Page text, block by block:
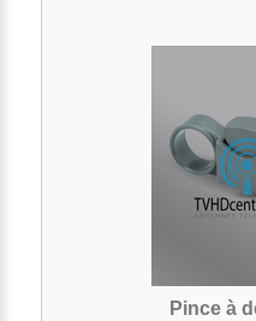
Pince à